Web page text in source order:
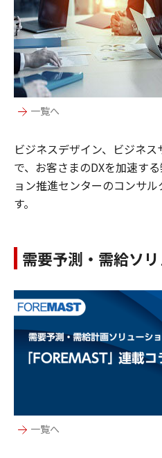
一覧へ
ビジネスデザイン、ビジネ
で、お客さまのDXを加速す
ョン推進センターのコンサ
す。
需要予測・需給ソ
一覧へ